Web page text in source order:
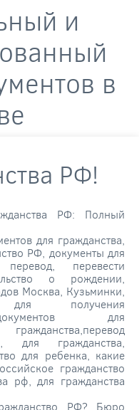
и
в
РФ!
РФ: Полный
для гражданства,
РФ, документы для
перевод, перевести
о рождении,
Москва, Кузьминки,
для получения
для
для гражданства,
для ребенка, какие
гражданство
рф, для гражданства
РФ? Бюро